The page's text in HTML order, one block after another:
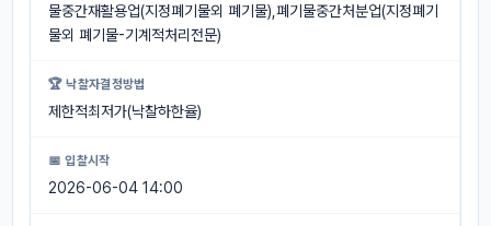
물중간재활용업(지정폐기물외 폐기물),폐기물중간처분업(지정폐기
물외 폐기물-기계적처리전문)
🏆 낙찰자결정방법
제한적최저가(낙찰하한율)
📅 입찰시작
2026-06-04 14:00